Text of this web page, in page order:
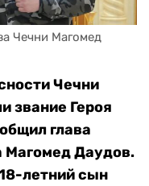
Чечни Магомед
Чечни
звание Героя
глава
Магомед Даудов.
летний сын